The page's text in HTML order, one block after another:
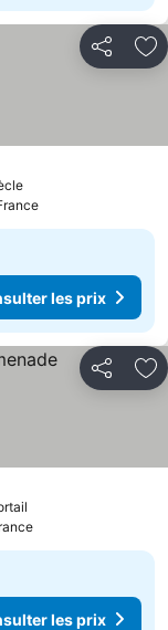
Partager
les prix
Partager
les prix